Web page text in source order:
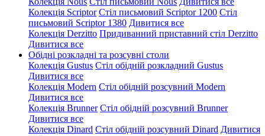
Колекція Scriptor Стіл письмовий Scriptor 1200 Стіл
письмовий Scriptor 1380 Дивитися все
Колекція Derzitto Придиванний приставний стіл Derzitto
Дивитися все
Обідні розкладні та розсувні столи
Колекція Gustus Стіл обідній розкладний Gustus
Дивитися все
Колекція Modern Стіл обідній розсувний Modern
Дивитися все
Колекція Brunner Стіл обідній розсувний Brunner
Дивитися все
Колекція Dinard Стіл обідній розсувний Dinard Дивитися